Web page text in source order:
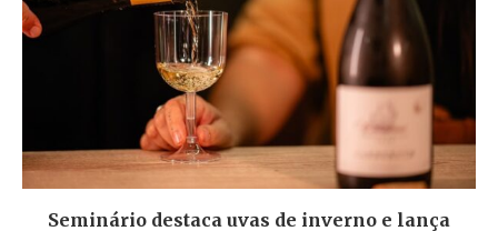
Seminário destaca uvas de inverno e lança